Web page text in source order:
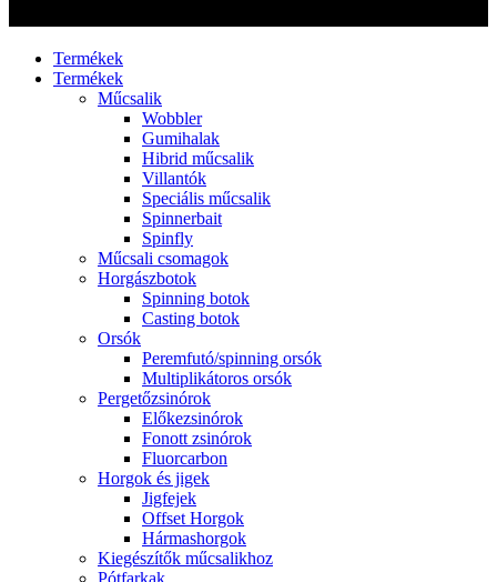
Termékek
Termékek
Műcsalik
Wobbler
Gumihalak
Hibrid műcsalik
Villantók
Speciális műcsalik
Spinnerbait
Spinfly
Műcsali csomagok
Horgászbotok
Spinning botok
Casting botok
Orsók
Peremfutó/spinning orsók
Multiplikátoros orsók
Pergetőzsinórok
Előkezsinórok
Fonott zsinórok
Fluorcarbon
Horgok és jigek
Jigfejek
Offset Horgok
Hármashorgok
Kiegészítők műcsalikhoz
Pótfarkak